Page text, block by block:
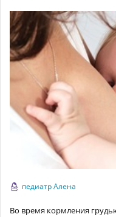
педиатр Алена
Во время кормления